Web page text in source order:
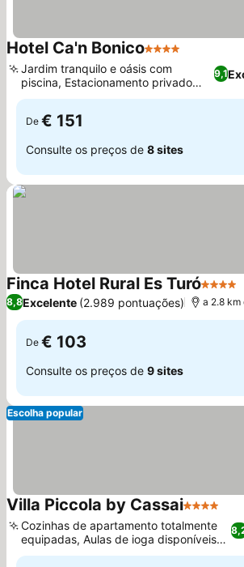
Hotel Ca'n Bonico4 Estrelas
9,1
Jardim tranquilo e oásis com
piscina, Estacionamento privado
conveniente
De € 151
Consulte os preços de 8 sites
Finca Hotel Rural Es Turó4
8,8Excelente (2.989 pontuações) a 2.8 km
De € 103
Consulte os preços de 9 sites
Escolha popular
Villa Piccola by Cassai4 Estrelas
Cozinhas de apartamento totalmente
equipadas, Aulas de ioga disponíveis
no local